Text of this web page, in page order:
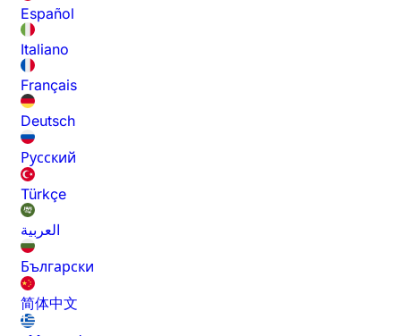
Español
Italiano
Français
Deutsch
Русский
Türkçe
العربية
Български
简体中文